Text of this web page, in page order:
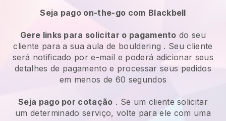
Seja pago on-the-go com Blackbell
Gere links para solicitar o pagamento do seu
cliente para a sua aula de bouldering . Seu cliente
será notificado por e-mail e poderá adicionar seus
detalhes de pagamento e processar seus pedidos
em menos de 60 segundos
Seja pago por cotação . Se um cliente solicitar
um determinado serviço, volte para ele com uma